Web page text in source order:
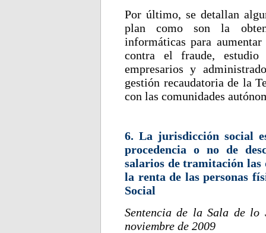
Por último, se detallan
plan como son la
informáticas para
contra el fraude,
empresarios y
gestión recaudatoria de la
con las comunidades
6. La jurisdicción social
procedencia o no de
salarios de tramitación las
la renta de las personas
Social
Sentencia de la Sala de lo
noviembre de 2009